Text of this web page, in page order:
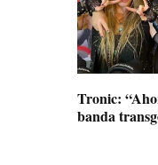
Tronic:
banda